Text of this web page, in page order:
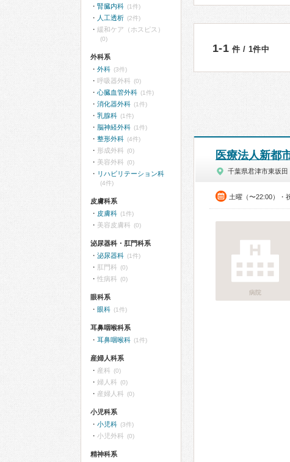
1-1 件 / 1件中
医療法人新都
千葉県君津市東坂田
土曜（〜22:00）・
病院
腎臓内科 (1件)
人工透析 (2件)
緩和ケア（ホスピス）
(0)
外科系
外科 (3件)
呼吸器外科 (0)
心臓血管外科 (1件)
消化器外科 (1件)
乳腺科 (1件)
脳神経外科 (1件)
整形外科 (4件)
形成外科 (0)
美容外科 (0)
リハビリテーション科
(4件)
皮膚科系
皮膚科 (1件)
美容皮膚科 (0)
泌尿器科・肛門科系
泌尿器科 (1件)
肛門科 (0)
性病科 (0)
眼科系
眼科 (1件)
耳鼻咽喉科系
耳鼻咽喉科 (1件)
産婦人科系
産科 (0)
婦人科 (0)
産婦人科 (0)
小児科系
小児科 (3件)
小児外科 (0)
精神科系